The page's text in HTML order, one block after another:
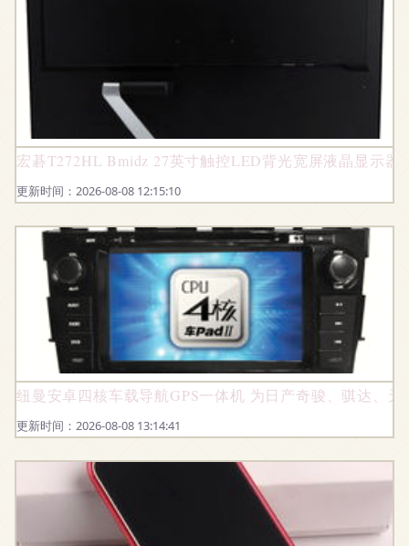
宏碁T272HL Bmidz 27英寸触控LED背光宽屏液晶显示器
更新时间：2026-08-08 12:15:10
纽曼安卓四核车载导航GPS一体机 为日产奇骏、骐达、
更新时间：2026-08-08 13:14:41